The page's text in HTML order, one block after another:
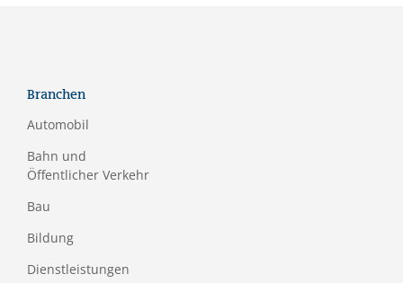
Branchen
Automobil
Bahn und
Öffentlicher Verkehr
Bau
Bildung
Dienstleistungen